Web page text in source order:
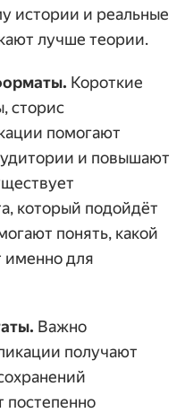
истории и реальные
лучше теории.
Короткие
сторис
помогают
и повышают
который подойдёт
понять, какой
именно для
Важно
получают
постепенно